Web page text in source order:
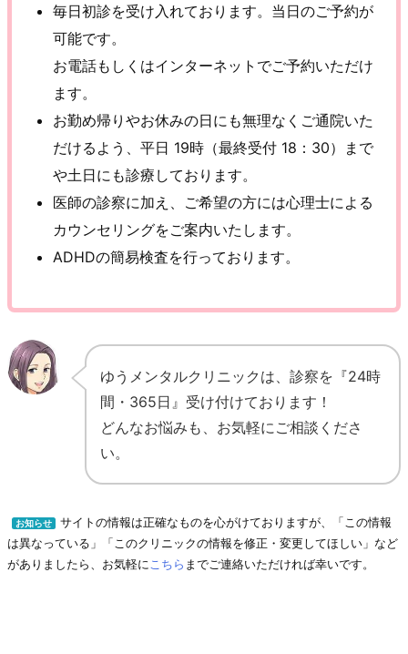
毎日初診を受け入れております。当日のご予約が
可能です。
お電話もしくはインターネットでご予約いただけ
ます。
お勤め帰りやお休みの日にも無理なくご通院いた
だけるよう、平日 19時（最終受付 18：30）まで
や土日にも診療しております。
医師の診察に加え、ご希望の方には心理士による
カウンセリングをご案内いたします。
ADHDの簡易検査を行っております。
ゆうメンタルクリニックは、診察を『24時
間・365日』受け付けております！
どんなお悩みも、お気軽にご相談くださ
い。
お知らせ
サイトの情報は正確なものを心がけておりますが、「この情報
は異なっている」「このクリニックの情報を修正・変更してほしい」など
がありましたら、お気軽に こちら までご連絡いただければ幸いです。